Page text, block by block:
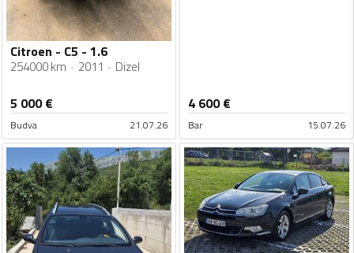
Citroen - C5 - 1.6
254000 km 2011 Dizel
5 000€
Budva 21.07.26
4 600€
Bar 15.07.26